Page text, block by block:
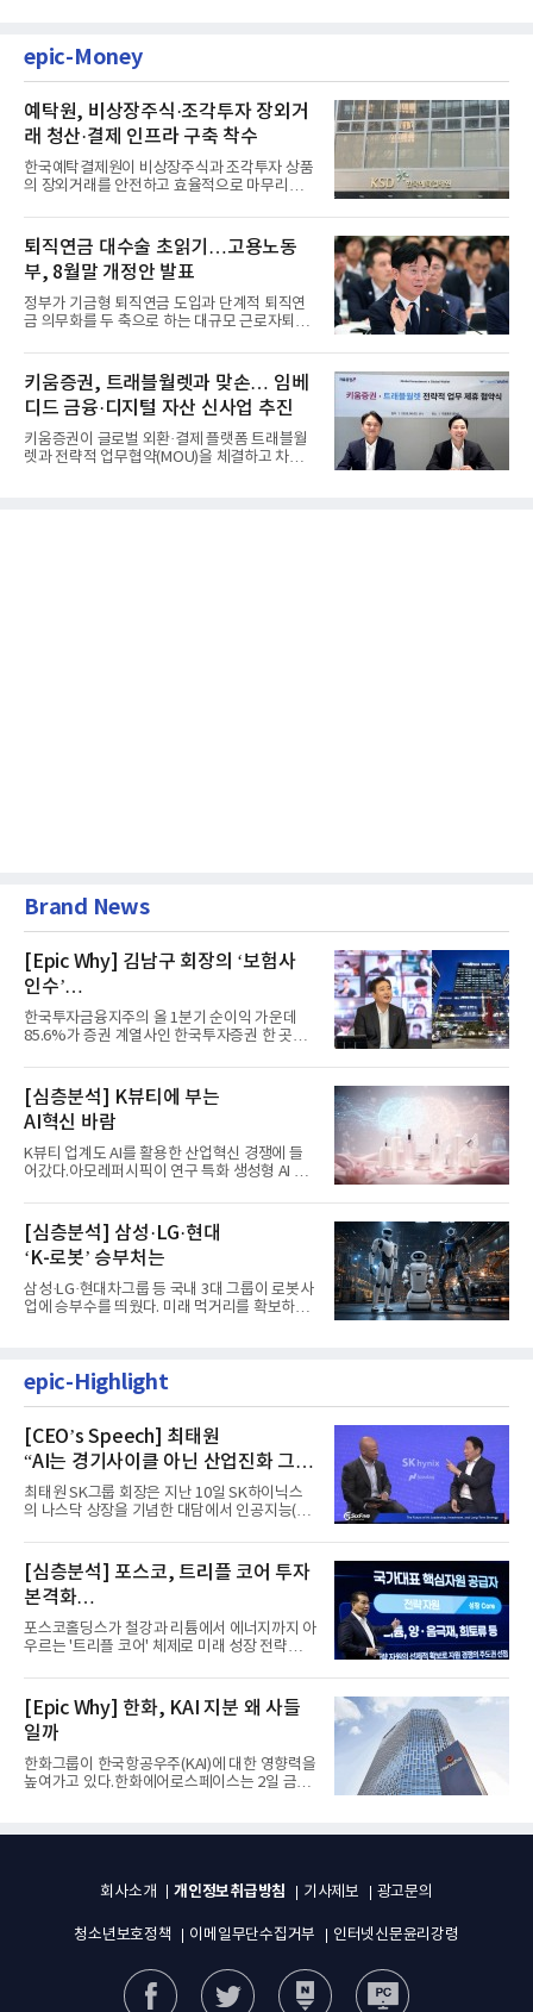
epic-Money
예탁원, 비상장주식·조각투자 장외거
래 청산·결제 인프라 구축 착수
한국예탁결제원이 비상장주식과 조각투자 상품
의 장외거래를 안전하고 효율적으로 마무리하기
퇴직연금 대수술 초읽기…고용노동
부, 8월말 개정안 발표
정부가 기금형 퇴직연금 도입과 단계적 퇴직연
금 의무화를 두 축으로 하는 대규모 근로자퇴직
키움증권, 트래블월렛과 맞손… 임베
디드 금융·디지털 자산 신사업 추진
키움증권이 글로벌 외환·결제 플랫폼 트래블월
렛과 전략적 업무협약(MOU)을 체결하고 차세
Brand News
[Epic Why] 김남구 회장의 ‘보험사
인수’
발걸음이 신중해진 배경은?
한국투자금융지주의 올 1분기 순이익 가운데
85.6%가 증권 계열사인 한국투자증권 한 곳에
[심층분석] K뷰티에 부는
AI혁신 바람
K뷰티 업계도 AI를 활용한 산업혁신 경쟁에 들
어갔다.아모레퍼시픽이 연구 특화 생성형 AI 플
[심층분석] 삼성·LG·현대
‘K-로봇’ 승부처는
삼성·LG·현대차그룹 등 국내 3대 그룹이 로봇사
업에 승부수를 띄웠다. 미래 먹거리를 확보하기
epic-Highlight
[CEO’s Speech] 최태원
“AI는 경기사이클 아닌 산업진화 그
자체”
최태원 SK그룹 회장은 지난 10일 SK하이닉스
의 나스닥 상장을 기념한 대담에서 인공지능(AI)
[심층분석] 포스코, 트리플 코어 투자
본격화
16조7천억원 투자 재원 마련 전략은?
포스코홀딩스가 철강과 리튬에서 에너지까지 아
우르는 '트리플 코어' 체제로 미래 성장 전략을
[Epic Why] 한화, KAI 지분 왜 사들
일까
한화그룹이 한국항공우주(KAI)에 대한 영향력을
높여가고 있다.한화에어로스페이스는 2일 금융
회사소개 개인정보취급방침 기사제보 광고문의
청소년보호정책 이메일무단수집거부 인터넷신문윤리강령